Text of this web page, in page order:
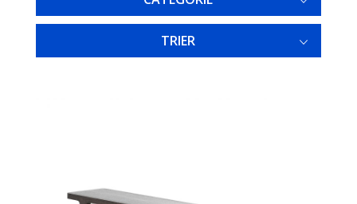
TRIER